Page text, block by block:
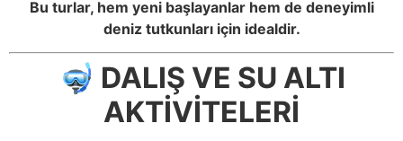
Bu turlar, hem yeni başlayanlar hem de deneyimli
deniz tutkunları için idealdir.
🤿 DALIŞ VE SU ALTI
AKTİVİTELERİ